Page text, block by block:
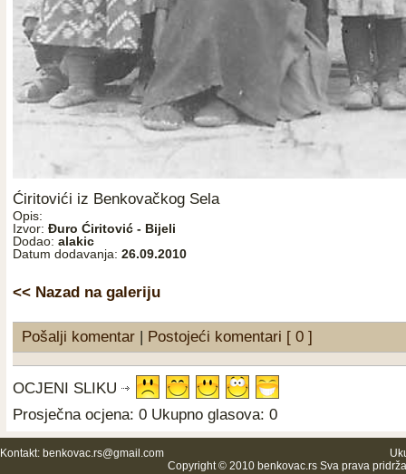
Ćiritovići iz Benkovačkog Sela
Opis:
Izvor: Đuro Ćiritović - Bijeli
Dodao: alakic
Datum dodavanja: 26.09.2010
<< Nazad na galeriju
Pošalji komentar Postojeći komentari [ 0 ]
OCJENI SLIKU
Prosječna ocjena: 0 Ukupno glasova: 0
Kontakt: benkovac.rs@gmail.com
Copyright © 2010 benkovac.rs Sva prava